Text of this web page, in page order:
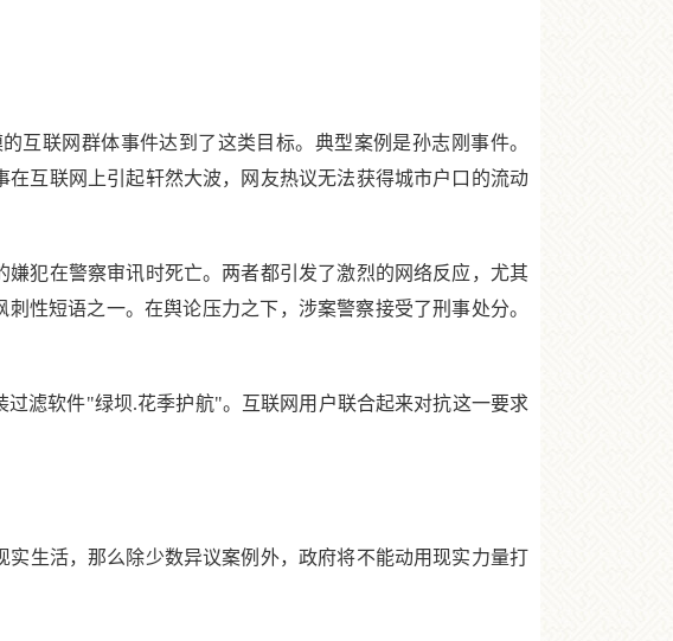
联网群体事件达到了这类目标。典型案例是孙志刚事件。
互联网上引起轩然大波，网友热议无法获得城市户口的流动
犯在警察审讯时死亡。两者都引发了激烈的网络反应，尤其
性短语之一。在舆论压力之下，涉案警察接受了刑事处分。
滤软件"绿坝.花季护航"。互联网用户联合起来对抗这一要求
生活，那么除少数异议案例外，政府将不能动用现实力量打